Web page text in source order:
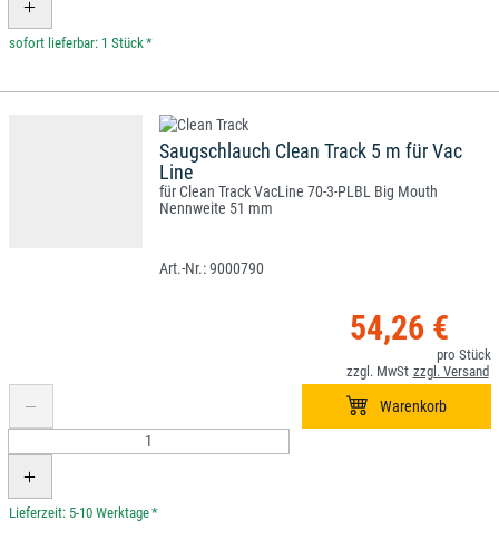
*
Saugschlauch Clean Track 5 m für Vac
Line
für Clean Track VacLine 70-3-PLBL Big Mouth
Nennweite 51 mm
9000790
54,26 €
*